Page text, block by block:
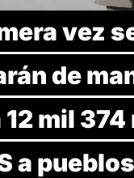
vez
de
mil 374
a